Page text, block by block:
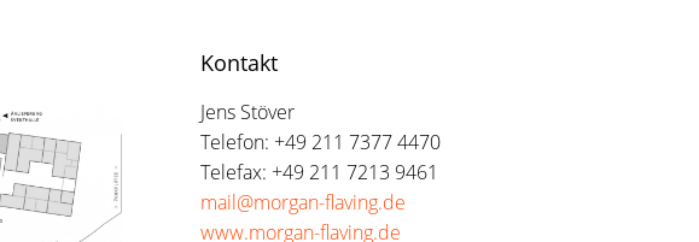
Kontakt
Jens Stöver
Telefon: +49 211 7377 4470
Telefax: +49 211 7213 9461
mail@morgan-flaving.de
www.morgan-flaving.de